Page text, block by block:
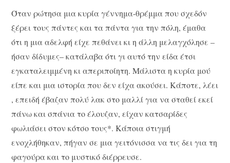
Όταν ρώτησα μια κυρία γέννημα-θρέμμα που σχεδόν
ξέρει τους πάντες και τα πάντα για την πόλη, έμαθα
ότι η μια αδελφή είχε πεθάνει κι η άλλη μελαγχόλησε –
ήσαν δίδυμες– κατάλαβα ότι γι αυτό την είδα έτσι
εγκαταλειμμένη κι απεριποίητη. Μάλιστα η κυρία μού
είπε και μια ιστορία που δεν είχα ακούσει. Κάποτε, λέει
, επειδή έβαζαν πολύ λακ στο μαλλί για να σταθεί εκεί
πάνω και σπάνια το έλουζαν, είχαν κατσαρίδες
φωλιάσει στον κότσο τους*. Κάποια στιγμή
ενοχλήθηκαν, πήγαν σε μια γειτόνισσα να τις δει για τη
φαγούρα και το μυστικό διέρρευσε.